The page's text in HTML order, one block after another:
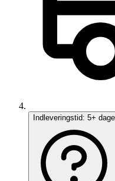
Indleveringstid: 5+ dage